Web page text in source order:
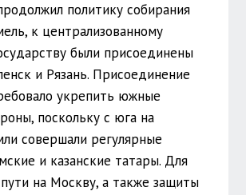
политику собирания
к централизованному
были присоединены
и Рязань. Присоединение
укрепить южные
поскольку с юга на
совершали регулярные
и казанские татары. Для
на Москву, а также защиты